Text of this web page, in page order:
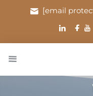
[email